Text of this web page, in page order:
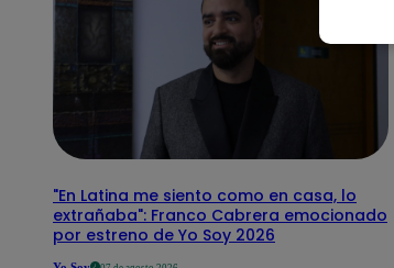
"En Latina me siento como en casa, lo
extrañaba": Franco Cabrera emocionado
por estreno de Yo Soy 2026